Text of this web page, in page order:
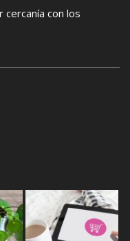
cercanía con los